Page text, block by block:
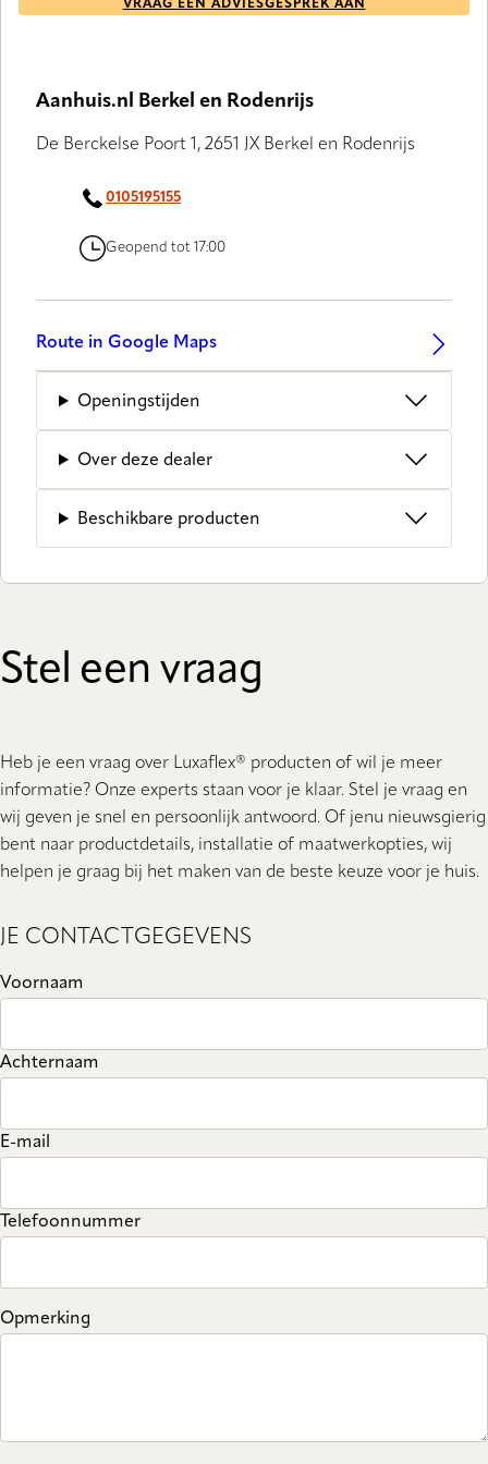
VRAAG EEN ADVIESGESPREK AAN
Aanhuis.nl Berkel en Rodenrijs
De Berckelse Poort 1, 2651 JX Berkel en Rodenrijs
0105195155
Geopend tot 17:00
Route in Google Maps
Openingstijden
Over deze dealer
Beschikbare producten
Stel een vraag
Heb je een vraag over Luxaflex® producten of wil je meer
informatie? Onze experts staan ​​voor je klaar. Stel je vraag en
wij geven je snel en persoonlijk antwoord. Of jenu nieuwsgierig
bent naar productdetails, installatie of maatwerkopties, wij
helpen je graag bij het maken van de beste keuze voor je huis.
JE CONTACTGEGEVENS
Voornaam
Achternaam
E-mail
Telefoonnummer
Opmerking